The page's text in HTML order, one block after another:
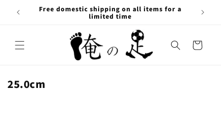
Skip to
content
Free domestic shipping on all items for a
limited time
Cart
C
25.0cm